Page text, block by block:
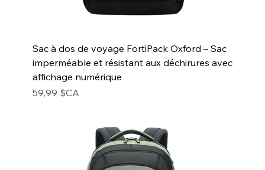
Sac à dos de voyage FortiPack Oxford – Sac
imperméable et résistant aux déchirures avec
affichage numérique
Prix
59,99 $CA